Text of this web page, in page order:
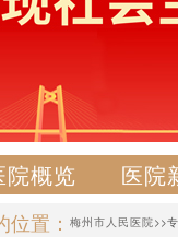
院概览 医院
置： 梅州市人民医院>>